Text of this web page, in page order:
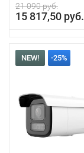
21 090 руб.
15 817,50 руб.
NEW! -25%